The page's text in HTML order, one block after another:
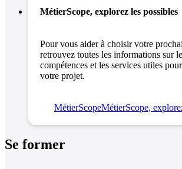
MétierScope, explorez les possibles
Pour vous aider à choisir votre
retrouvez toutes les informations sur
compétences et les services utiles
votre projet.
MétierScopeMétierScope,
Se former